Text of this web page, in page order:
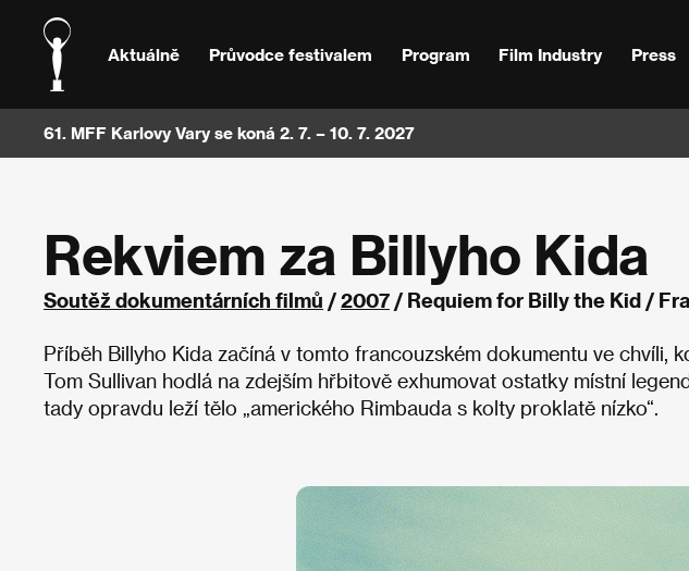
Aktuálně Průvodce festivalem Program Film Industry Press
61. MFF Karlovy Vary se koná 2. 7. – 10. 7. 2027
Rekviem za Billyho Kida
Soutěž dokumentárních filmů /2007 / Requiem for Billy the Kid /
Příběh Billyho Kida začíná v tomto francouzském dokumentu ve chvíli,
Tom Sullivan hodlá na zdejším hřbitově exhumovat ostatky místní
tady opravdu leží tělo „amerického Rimbauda s kolty proklatě nízko“.